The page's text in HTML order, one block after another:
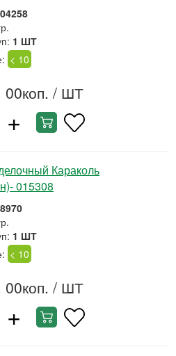
1 ШТ
< 10
/ ШТ
+
Караколь
015308
1 ШТ
< 10
/ ШТ
+